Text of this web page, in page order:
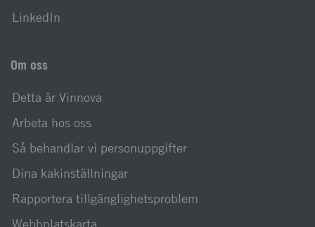
LinkedIn
Om oss
Detta är Vinnova
Arbeta hos oss
Så behandlar vi personuppgifter
Dina kakinställningar
Rapportera tillgänglighetsproblem
Webbplatskarta